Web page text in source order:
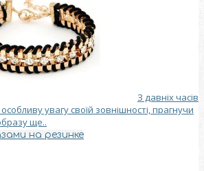
З давніх часів
увагу своїй зовнішності, прагнучи
ще..
на резинке